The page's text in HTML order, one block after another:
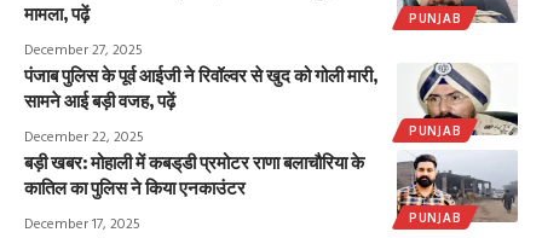
PUNJAB
मामला, पढ़ें
December 27, 2025
PUNJAB
पंजाब पुलिस के पूर्व आईजी ने रिवॉल्वर से खुद को गोली मारी,
सामने आई बड़ी वजह, पढ़ें
December 22, 2025
PUNJAB
बड़ी खबर: मोहाली में कबड्‌डी प्रमोटर राणा बलाचौरिया के
कातिल का पुलिस ने किया एनकाउंटर
December 17, 2025